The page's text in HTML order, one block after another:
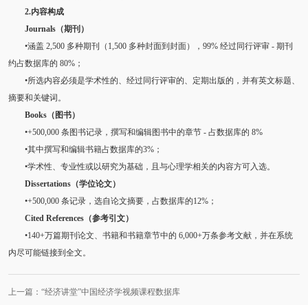
2.内容构成
Journals（期刊）
•涵盖 2,500 多种期刊（1,500 多种封面到封面），99% 经过同行评审 - 期刊
约占数据库的 80%；
•所选内容必须是学术性的、经过同行评审的、定期出版的，并有英文标题、
摘要和关键词。
Books（图书）
•+500,000 条图书记录，撰写和编辑图书中的章节 - 占数据库的 8%
•其中撰写和编辑书籍占数据库的3%；
•学术性、专业性或以研究为基础，且与心理学相关的内容方可入选。
Dissertations（学位论文）
•+500,000 条记录，选自论文摘要，占数据库的12%；
Cited References（参考引文）
•140+万篇期刊论文、书籍和书籍章节中的 6,000+万条参考文献，并在系统
内尽可能链接到全文。
上一篇：“经济讲堂”中国经济学视频课程数据库